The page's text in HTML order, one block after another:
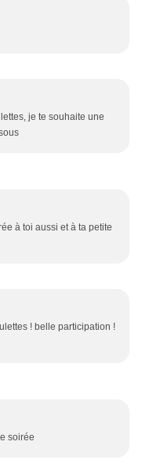
je te souhaite une
à toi aussi et à ta petite
! belle participation !
soirée